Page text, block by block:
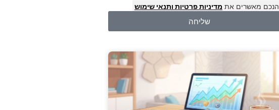
הנכם מאשרים את מדיניות פרטיות ותנאי שימוש
שליחה